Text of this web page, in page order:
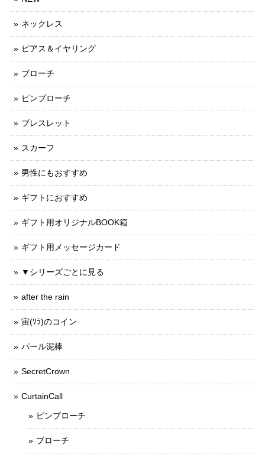
ネックレス
ピアス＆イヤリング
ブローチ
ピンブローチ
ブレスレット
スカーフ
男性にもおすすめ
ギフトにおすすめ
ギフト用オリジナルBOOK箱
ギフト用メッセージカード
▼シリーズごとに見る
after the rain
宙(ｿﾗ)のコイン
パール泥棒
SecretCrown
CurtainCall
ピンブローチ
ブローチ